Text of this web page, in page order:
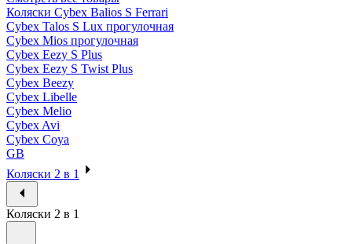
Коляски Cybex Balios S Ferrari
Cybex Talos S Lux прогулочная
Cybex Mios прогулочная
Cybex Eezy S Plus
Cybex Eezy S Twist Plus
Cybex Beezy
Cybex Libelle
Cybex Melio
Cybex Avi
Cybex Coya
GB
Коляски 2 в 1
Коляски 2 в 1